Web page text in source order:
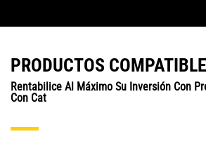
PRODUCTOS
Rentabilice Al Máximo Su Inversión Con
Con Cat